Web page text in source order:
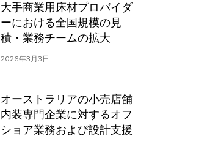
大手商業用床材プロバイダ
ーにおける全国規模の見
積・業務チームの拡大
2026年3月3日
オーストラリアの小売店舗
内装専門企業に対するオフ
ショア業務および設計支援